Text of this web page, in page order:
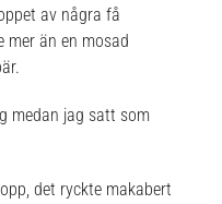
av några få
mer än en mosad
medan jag satt som
det ryckte makabert